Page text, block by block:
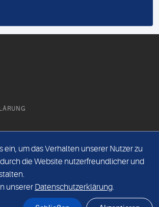
ein, um das Verhalten unserer Nutzer zu
die Website nutzerfreundlicher und
unserer Datenschutzerklärung.